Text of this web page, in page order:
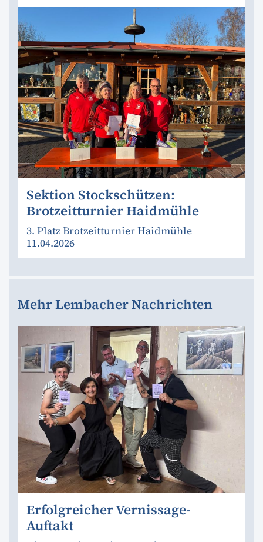
Sektion Stockschützen:
Brotzeitturnier Haidmühle
3. Platz Brotzeitturnier Haidmühle
11.04.2026
Mehr Lembacher Nachrichten
Erfolgreicher Vernissage-
Auftakt